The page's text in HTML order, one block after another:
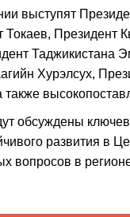
выступят
Таджикистана
Хурэлсух,
обсуждены
развития в
вопросов в